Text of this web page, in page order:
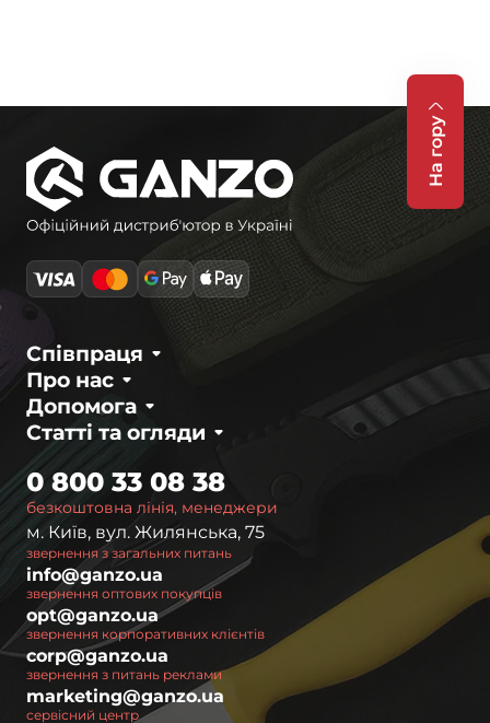
На гору
Про нас
Співпраця
Статті та огляди
Допомога
безкоштовна лінія, менеджери
0 800 33 08 38
м. Київ, вул. Жилянська, 75
звернення з загальних питань
info@ganzo.ua
звернення оптових покупців
opt@ganzo.ua
звернення корпоративних клієнтів
corp@ganzo.ua
звернення з питань реклами
marketing@ganzo.ua
сервісний центр